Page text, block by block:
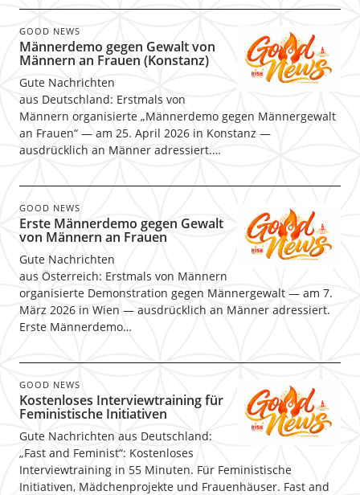
GOOD NEWS
Männerdemo gegen Gewalt von
Männern an Frauen (Konstanz)
Gute Nachrichten
aus Deutschland: Erstmals von
Männern organisierte „Männerdemo gegen Männergewalt
an Frauen“ — am 25. April 2026 in Konstanz —
ausdrücklich an Männer adressiert.…
GOOD NEWS
Erste Männerdemo gegen Gewalt
von Männern an Frauen
Gute Nachrichten
aus Österreich: Erstmals von Männern
organisierte Demonstration gegen Männergewalt — am 7.
März 2026 in Wien — ausdrücklich an Männer adressiert.
Erste Männerdemo…
GOOD NEWS
Kostenloses Interviewtraining für
Feministische Initiativen
Gute Nachrichten aus Deutschland:
„Fast and Feminist“: Kostenloses
Interviewtraining in 55 Minuten. Für Feministische
Initiativen, Mädchenprojekte und Frauenhäuser. Fast and